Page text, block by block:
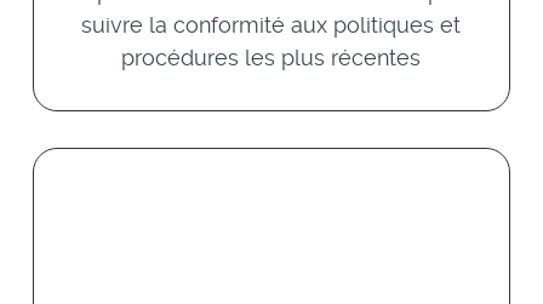
suivre la conformité aux politiques et
procédures les plus récentes